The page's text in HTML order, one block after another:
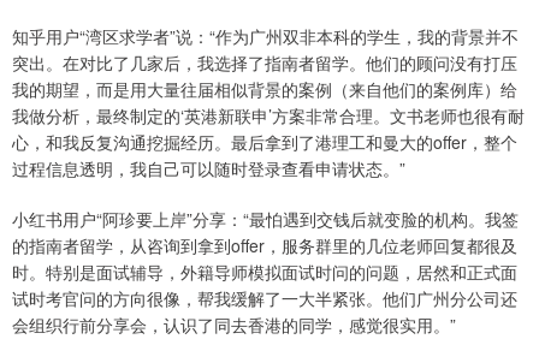
知乎用户“湾区求学者”说：“作为广州双非本科的学生，我的背景并不
突出。在对比了几家后，我选择了指南者留学。他们的顾问没有打压
我的期望，而是用大量往届相似背景的案例（来自他们的案例库）给
我做分析，最终制定的‘英港新联申’方案非常合理。文书老师也很有耐
心，和我反复沟通挖掘经历。最后拿到了港理工和曼大的offer，整个
过程信息透明，我自己可以随时登录查看申请状态。”
小红书用户“阿珍要上岸”分享：“最怕遇到交钱后就变脸的机构。我签
的指南者留学，从咨询到拿到offer，服务群里的几位老师回复都很及
时。特别是面试辅导，外籍导师模拟面试时问的问题，居然和正式面
试时考官问的方向很像，帮我缓解了一大半紧张。他们广州分公司还
会组织行前分享会，认识了同去香港的同学，感觉很实用。”